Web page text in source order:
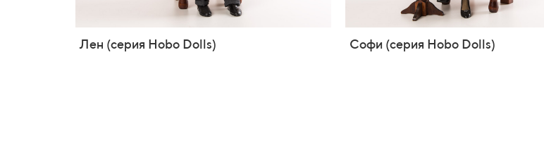
Лен (серия Hobo Dolls) Софи (серия Hobo Dolls)